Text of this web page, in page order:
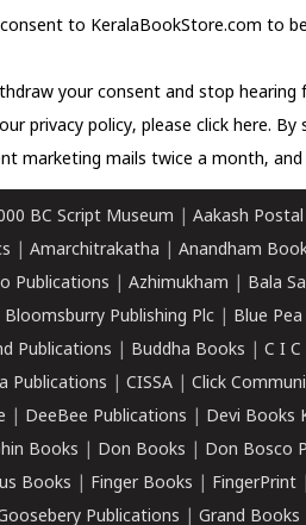
to KeralaBookStore.com to
your consent and stop
privacy policy, please click here. By
marketing mails twice a month,
BC Script Museum Aakash
Amarchitrakatha Anandham
Publications Azhimukham Bala
Bloomsburry Publishing Plc Blue
Publications Buddha Books C I
Publications CISSA Click
DeeBee Publications Devi Books
Books Don Books Don Bosco
Books Finger Books FingerPrint
Publications Grand Books